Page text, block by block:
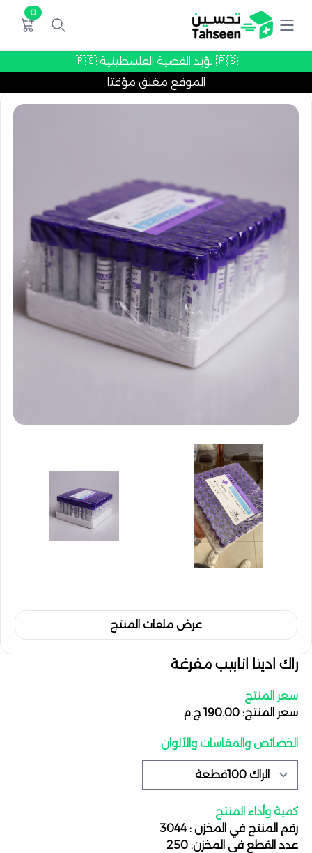
0
🇵🇸 نؤيد القضية الفلسطينية 🇵🇸
الموقع مغلق مؤقتا
عرض ملفات المنتج
راك اديتا انابيب مفرغة
سعر المنتج
سعر المنتج: 190.00 ج.م
الخصائص والمقاسات والألوان
كمية وأداء المنتج
رقم المنتج في المخزن : 3044
عدد القطع في المخزن: 250